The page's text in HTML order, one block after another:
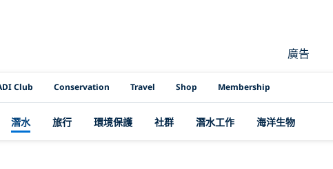
廣告
Club Conservation Travel Shop Membership
潛水 旅行 環境保護 社群 潛水工作 海洋生物